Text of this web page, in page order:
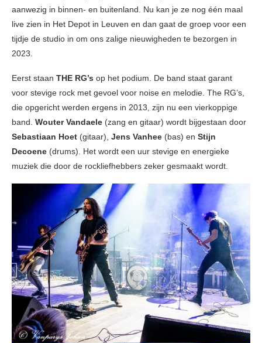
aanwezig in binnen- en buitenland. Nu kan je ze nog één maal
live zien in Het Depot in Leuven en dan gaat de groep voor een
tijdje de studio in om ons zalige nieuwigheden te bezorgen in
2023.
Eerst staan THE RG’s op het podium. De band staat garant
voor stevige rock met gevoel voor noise en melodie. The RG’s,
die opgericht werden ergens in 2013, zijn nu een vierkoppige
band. Wouter Vandaele (zang en gitaar) wordt bijgestaan door
Sebastiaan Hoet (gitaar), Jens Vanhee (bas) en Stijn
Decoene (drums). Het wordt een uur stevige en energieke
muziek die door de rockliefhebbers zeker gesmaakt wordt.